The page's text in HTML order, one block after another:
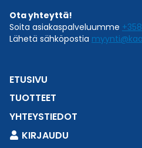
Ota yhteyttä!
Soita asiakaspalveluumme
Lähetä sähköpostia
ETUSIVU
TUOTTEET
YHTEYSTIEDOT
KIRJAUDU